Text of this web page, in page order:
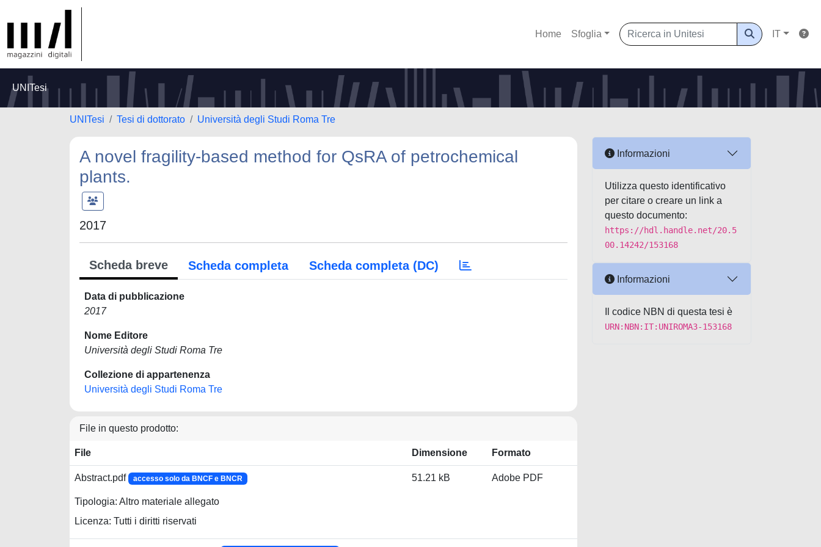
Home Sfoglia IT
UNITesi
UNITesi Tesi di dottorato Università degli Studi Roma Tre
A novel fragility-based method for QsRA of petrochemical
plants.
2017
Scheda breve Scheda completa Scheda completa (DC)
Data di pubblicazione
2017
Nome Editore
Università degli Studi Roma Tre
Collezione di appartenenza
Università degli Studi Roma Tre
File in questo prodotto:
File Dimensione Formato
Abstract.pdf accesso solo da BNCF e BNCR
Tipologia: Altro materiale allegato
Licenza: Tutti i diritti riservati
51.21 kB Adobe PDF
Informazioni
Utilizza questo identificativo
per citare o creare un link a
questo documento:
https://hdl.handle.net/20.5
00.14242/153168
Informazioni
Il codice NBN di questa tesi è
URN:NBN:IT:UNIROMA3-153168